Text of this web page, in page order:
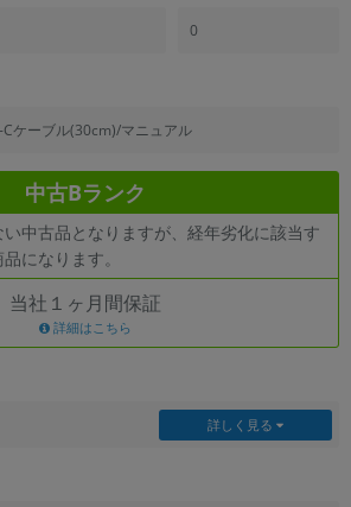
0
ケーブル(30cm)/マニュアル
中古Bランク
中古品となりますが、経年劣化に該当す
になります。
当社１ヶ月間保証
詳細はこちら
詳しく見る
ど